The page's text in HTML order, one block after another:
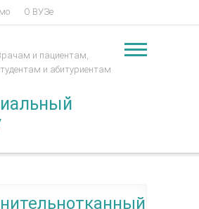
О ВУЗе
и пациентам,
и абитуриентам